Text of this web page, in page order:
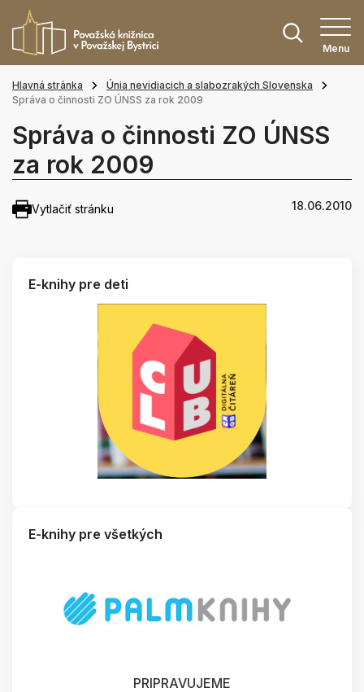
Menu
Hlavná stránka
Únia nevidiacich a slabozrakých Slovenska
Správa o činnosti ZO ÚNSS za rok 2009
Správa o činnosti ZO ÚNSS
za rok 2009
Vytlačiť stránku 18.06.2010
E-knihy pre deti
E-knihy pre všetkých
PRIPRAVUJEME